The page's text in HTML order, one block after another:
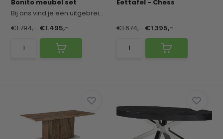
Bonito meubel set
Bij ons vind je een uitgebreid assortiment aan p...
€1.794,- €1.495,-
Eettafel - Chess
€1.674,- €1.395,-